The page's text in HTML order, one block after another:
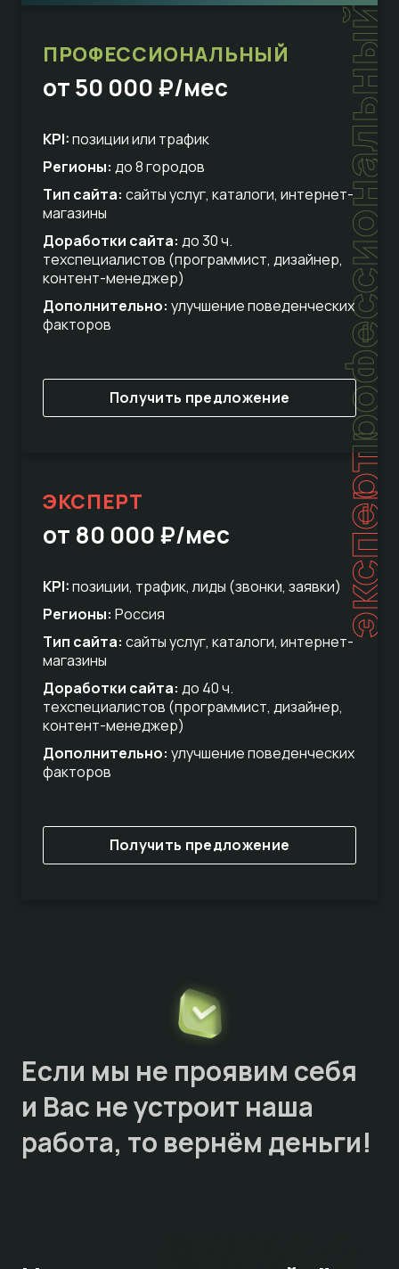
профессиональный
ПРОФЕССИОНАЛЬНЫЙ
от 50 000 ₽/мес
KPI:позиции или трафик
Регионы: до 8 городов
Тип сайта: сайты услуг, каталоги, интернет-
магазины
Доработки сайта: до 30 ч.
техспециалистов (программист, дизайнер,
контент-менеджер)
Дополнительно: улучшение поведенческих
факторов
Получить предложение
эксперт
ЭКСПЕРТ
от 80 000 ₽/мес
KPI:позиции, трафик, лиды (звонки, заявки)
Регионы: Россия
Тип сайта: сайты услуг, каталоги, интернет-
магазины
Доработки сайта: до 40 ч.
техспециалистов (программист, дизайнер,
контент-менеджер)
Дополнительно: улучшение поведенческих
факторов
Получить предложение
Если мы не проявим себя
и Вас не устроит наша
работа, то вернём деньги!